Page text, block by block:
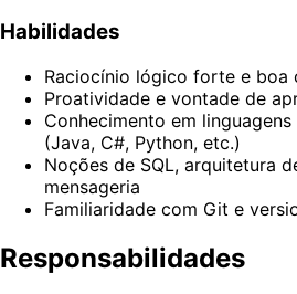
Habilidades
Raciocínio lógico forte e boa
Proatividade e vontade de
Conhecimento em
(Java, C#, Python, etc.)
Noções de SQL, arquitetura
mensageria
Familiaridade com Git e
Responsabilidades